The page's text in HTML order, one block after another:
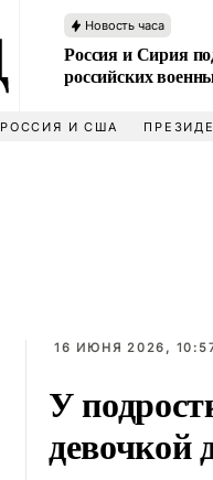
Новость часа
Россия и Сирия
российских
РОССИЯ И США
16 ИЮНЯ 2026,
У
девочкой